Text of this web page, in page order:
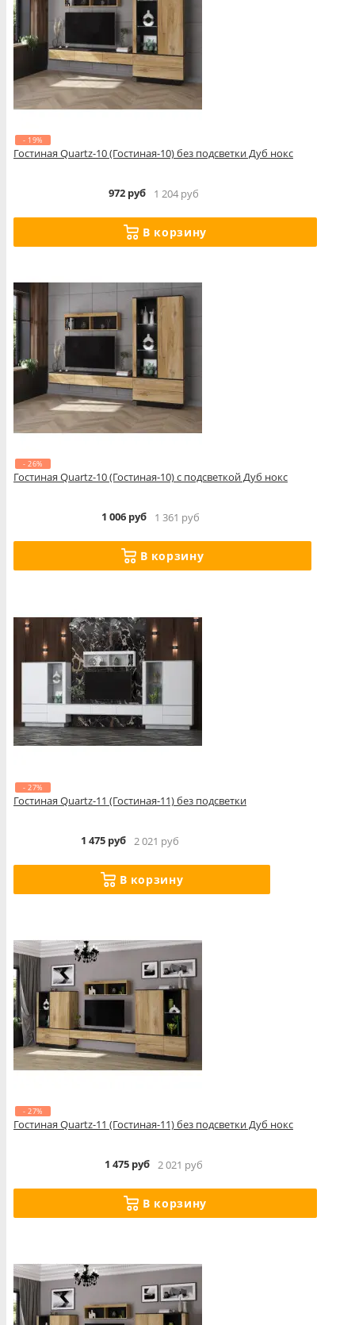
- 19%
Гостиная Quartz-10 (Гостиная-10) без подсветки Дуб нокс
972 руб 1 204 руб
В корзину
- 26%
Гостиная Quartz-10 (Гостиная-10) с подсветкой Дуб нокс
1 006 руб 1 361 руб
В корзину
- 27%
Гостиная Quartz-11 (Гостиная-11) без подсветки
1 475 руб 2 021 руб
В корзину
- 27%
Гостиная Quartz-11 (Гостиная-11) без подсветки Дуб нокс
1 475 руб 2 021 руб
В корзину